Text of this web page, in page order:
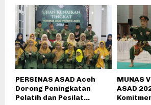
PERSINAS ASAD Aceh
Dorong Peningkatan
Pelatih dan Pesilat...
MUNAS
ASAD